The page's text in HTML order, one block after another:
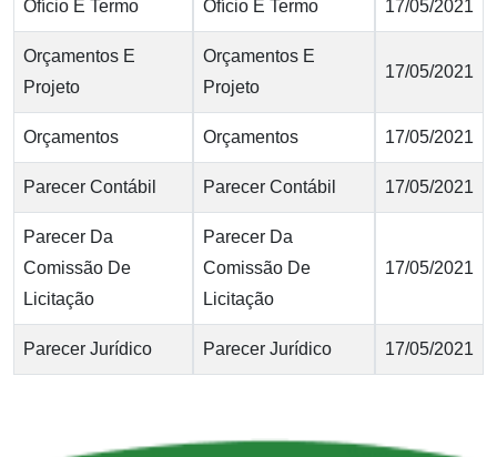
Ofício E Termo Ofício E Termo 17/05/2021
Orçamentos E
Projeto
Orçamentos E
Projeto
17/05/2021
Orçamentos Orçamentos 17/05/2021
Parecer Contábil Parecer Contábil 17/05/2021
Parecer Da
Comissão De
Licitação
Parecer Da
Comissão De
Licitação
17/05/2021
Parecer Jurídico Parecer Jurídico 17/05/2021